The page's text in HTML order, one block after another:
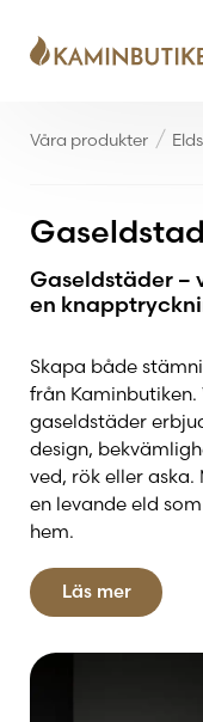
Våra produkter
Gaseldstad
Gaseldstäder –
en
Skapa både
från
gaseldstäder
design,
ved, rök eller
en levande eld
hem.
Gaseldstäder är
rent,
klassiska
stilar – från
hitta en lösning
Läs mer